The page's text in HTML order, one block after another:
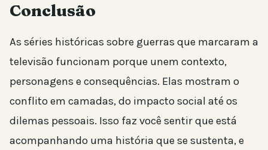
Conclusão
As séries históricas sobre guerras que marcaram a
televisão funcionam porque unem contexto,
personagens e consequências. Elas mostram o
conflito em camadas, do impacto social até os
dilemas pessoais. Isso faz você sentir que está
acompanhando uma história que se sustenta, e